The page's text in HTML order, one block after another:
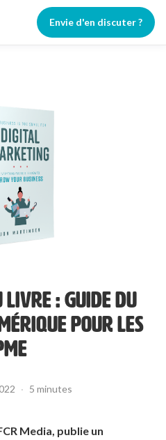
Envie d'en discuter ?
LIVRE : GUIDE DU
POUR LES
· 5 minutes
Media, publie un